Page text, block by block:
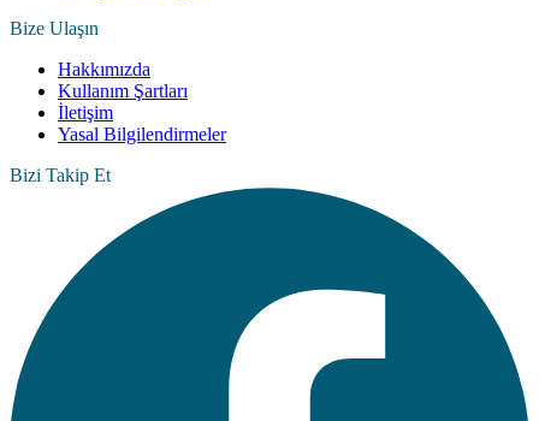
Bize Ulaşın
Hakkımızda
Kullanım Şartları
İletişim
Yasal Bilgilendirmeler
Bizi Takip Et